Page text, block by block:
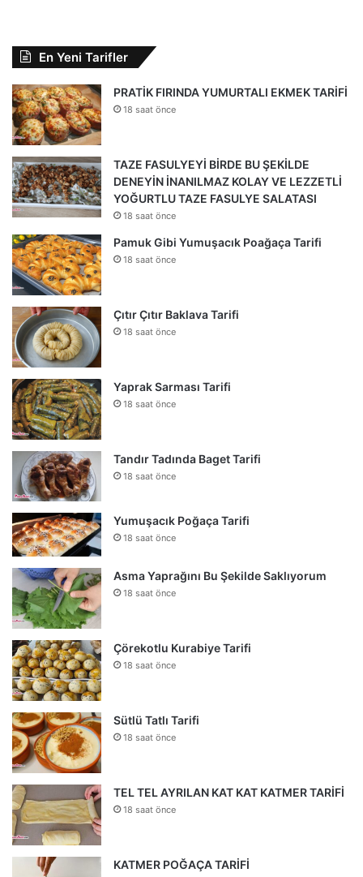
En Yeni Tarifler
PRATİK FIRINDA YUMURTALI EKMEK TARİFİ
18 saat önce
TAZE FASULYEYİ BİRDE BU ŞEKİLDE
DENEYİN İNANILMAZ KOLAY VE LEZZETLİ
YOĞURTLU TAZE FASULYE SALATASI
18 saat önce
Pamuk Gibi Yumuşacık Poağaça Tarifi
18 saat önce
Çıtır Çıtır Baklava Tarifi
18 saat önce
Yaprak Sarması Tarifi
18 saat önce
Tandır Tadında Baget Tarifi
18 saat önce
Yumuşacık Poğaça Tarifi
18 saat önce
Asma Yaprağını Bu Şekilde Saklıyorum
18 saat önce
Çörekotlu Kurabiye Tarifi
18 saat önce
Sütlü Tatlı Tarifi
18 saat önce
TEL TEL AYRILAN KAT KAT KATMER TARİFİ
18 saat önce
KATMER POĞAÇA TARİFİ